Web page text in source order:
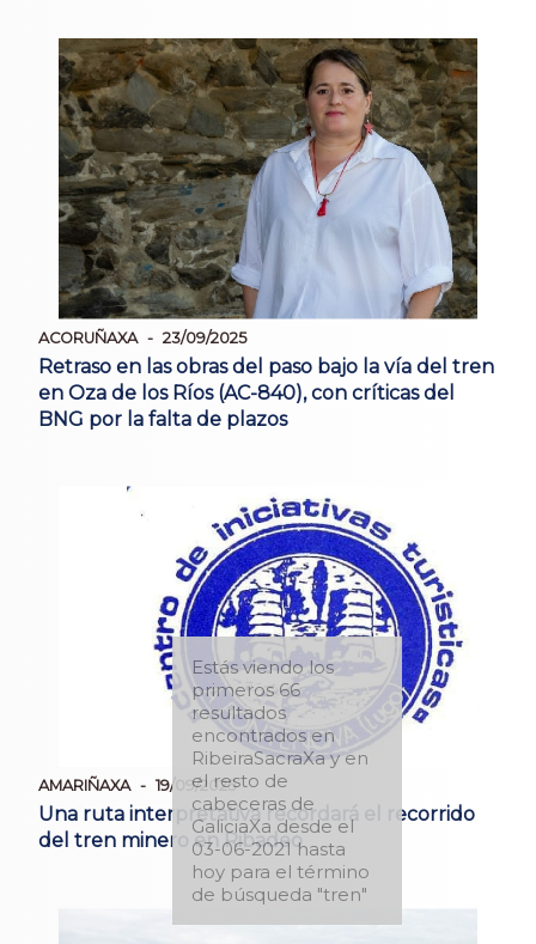
ACORUÑAXA 23/09/2025
Retraso en las obras del paso bajo la vía del tren
en Oza de los Ríos (AC-840), con críticas del
BNG por la falta de plazos
AMARIÑAXA 19/09/2025
Una ruta interpretativa recordará el recorrido
del tren minero en Ribadeo
Estás viendo los
primeros 66
resultados
encontrados en
RibeiraSacraXa y en
el resto de
cabeceras de
GaliciaXa desde el
03-06-2021 hasta
hoy para el término
de búsqueda "tren"